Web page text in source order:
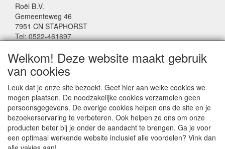
Roël B.V.
Gemeenteweg 46
7951 CN STAPHORST
Tel: 0522-461697
Facebook: www.facebook.com/roelspeelgoed
Openingstijden Winkel:
Maandag t/m Vrijdag: 9:00 - 17:30
Zaterdag: 9:00 - 17:00
Donderdagavond koopavond: 19:00 - 21:00
SERVICE
Welkom! Deze website maakt gebruik
van cookies
Leuk dat je onze site bezoekt. Geef hier aan welke cookies we
mogen plaatsen. De noodzakelijke cookies verzamelen geen
persoonsgegevens. De overige cookies helpen ons de site en je
bezoekerservaring te verbeteren. Ook helpen ze ons om onze
producten beter bij je onder de aandacht te brengen. Ga je voor
een optimaal werkende website inclusief alle voordelen? Vink dan